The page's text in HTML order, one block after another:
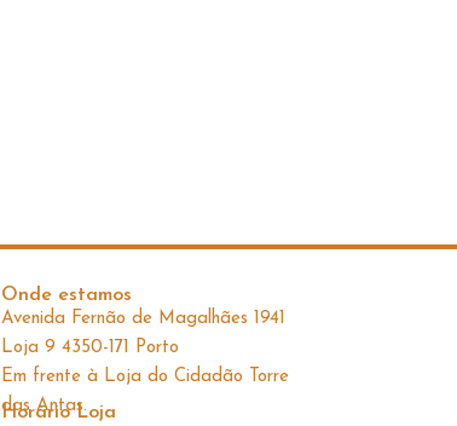
Onde estamos
Avenida Fernão de Magalhães 1941
Loja 9 4350-171 Porto
Em frente à Loja do Cidadão Torre
das Antas.
Horário Loja